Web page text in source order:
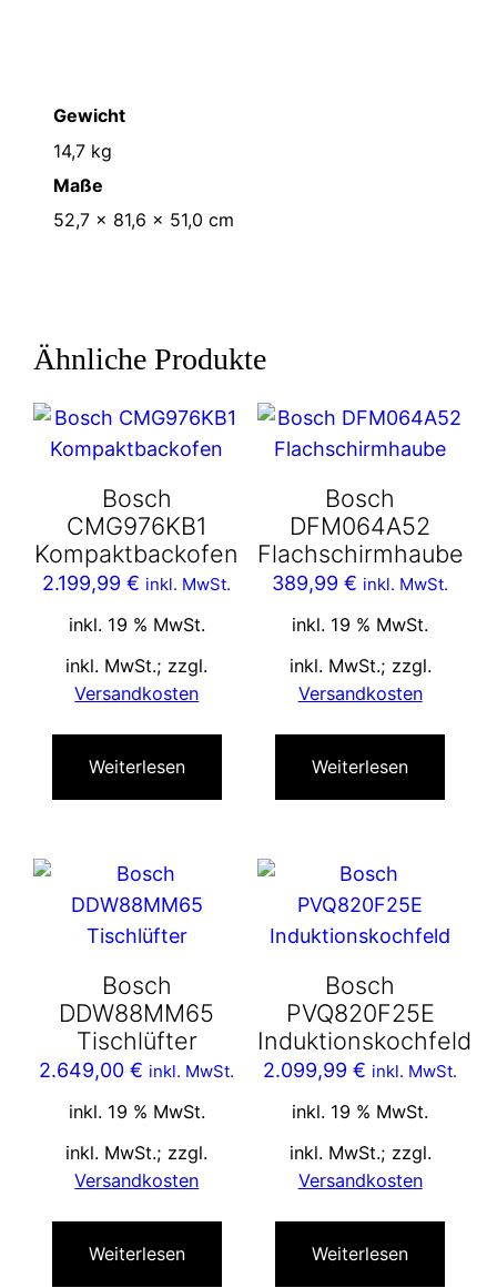
Gewicht
14,7 kg
Maße
52,7 × 81,6 × 51,0 cm
Ähnliche Produkte
Bosch
CMG976KB1
Kompaktbackofen
2.199,99€ inkl. MwSt.
inkl. 19 % MwSt.
inkl. MwSt.; zzgl.
Versandkosten
Weiterlesen
Bosch
DFM064A52
Flachschirmhaube
389,99€ inkl. MwSt.
inkl. 19 % MwSt.
inkl. MwSt.; zzgl.
Versandkosten
Weiterlesen
Bosch
DDW88MM65
Tischlüfter
2.649,00€ inkl. MwSt.
inkl. 19 % MwSt.
inkl. MwSt.; zzgl.
Versandkosten
Weiterlesen
Bosch
PVQ820F25E
Induktionskochfeld
2.099,99€ inkl. MwSt.
inkl. 19 % MwSt.
inkl. MwSt.; zzgl.
Versandkosten
Weiterlesen